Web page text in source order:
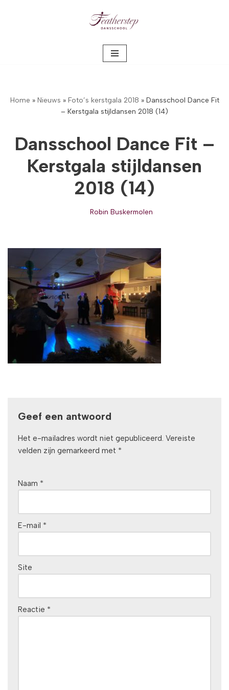
Home » Nieuws » Foto’s kerstgala 2018 » Dansschool Dance Fit
– Kerstgala stijldansen 2018 (14)
Dansschool Dance Fit –
Kerstgala stijldansen
2018 (14)
Robin Buskermolen
Geef een antwoord
Het e-mailadres wordt niet gepubliceerd. Vereiste
velden zijn gemarkeerd met *
Naam *
E-mail *
Site
Reactie *